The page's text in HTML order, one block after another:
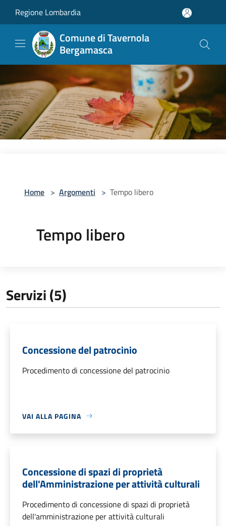
Regione Lombardia
Comune di Tavernola
Bergamasca
Home > Argomenti > Tempo libero
Tempo libero
Servizi (5)
Concessione del patrocinio
Procedimento di concessione del patrocinio
VAI ALLA PAGINA
Concessione di spazi di proprietà
dell'Amministrazione per attività culturali
Procedimento di concessione di spazi di proprietà
dell'amministrazione per attività culturali